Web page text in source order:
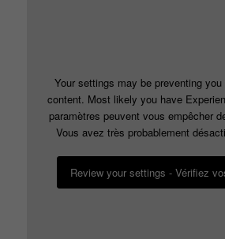
Your settings may be preventing
content. Most likely you have
paramètres peuvent vous empêcher
Vous avez très probablement
Review your settings - Vérifiez